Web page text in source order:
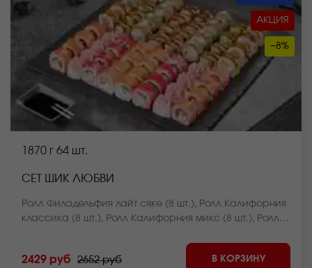
АКЦИЯ
−8%
1870 г 64 шт.
СЕТ ШИК ЛЮБВИ
Ролл Филадельфия лайт сяке (8 шт.), Ролл Калифорния
классика (8 шт.), Ролл Калифорния микс (8 шт.), Ролл
шт.), Ролл Курочка в саду (8 шт.), Чесночный цезарь
ролл (8 шт.), Ролл Крабстер темпура (8 шт.). *Внешний
2429 руб 2652 руб В КОРЗИНУ